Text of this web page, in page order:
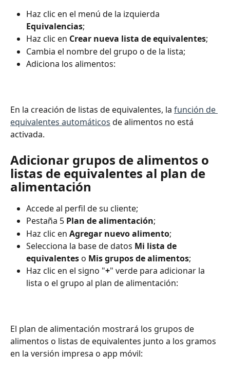
Haz clic en el menú de la izquierda
Equivalencias;
Haz clic en Crear nueva lista de equivalentes;
Cambia el nombre del grupo o de la lista;
Adiciona los alimentos:
En la creación de listas de equivalentes, la función de
equivalentes automáticos de alimentos no está
activada.
Adicionar grupos de alimentos o
listas de equivalentes al plan de
alimentación
Accede al perfil de su cliente;
Pestaña 5 Plan de alimentación;
Haz clic en Agregar nuevo alimento;
Selecciona la base de datos Mi lista de
equivalentes o Mis grupos de alimentos;
Haz clic en el signo "+" verde para adicionar la
lista o el grupo al plan de alimentación:
El plan de alimentación mostrará los grupos de
alimentos o listas de equivalentes junto a los gramos
en la versión impresa o app móvil: